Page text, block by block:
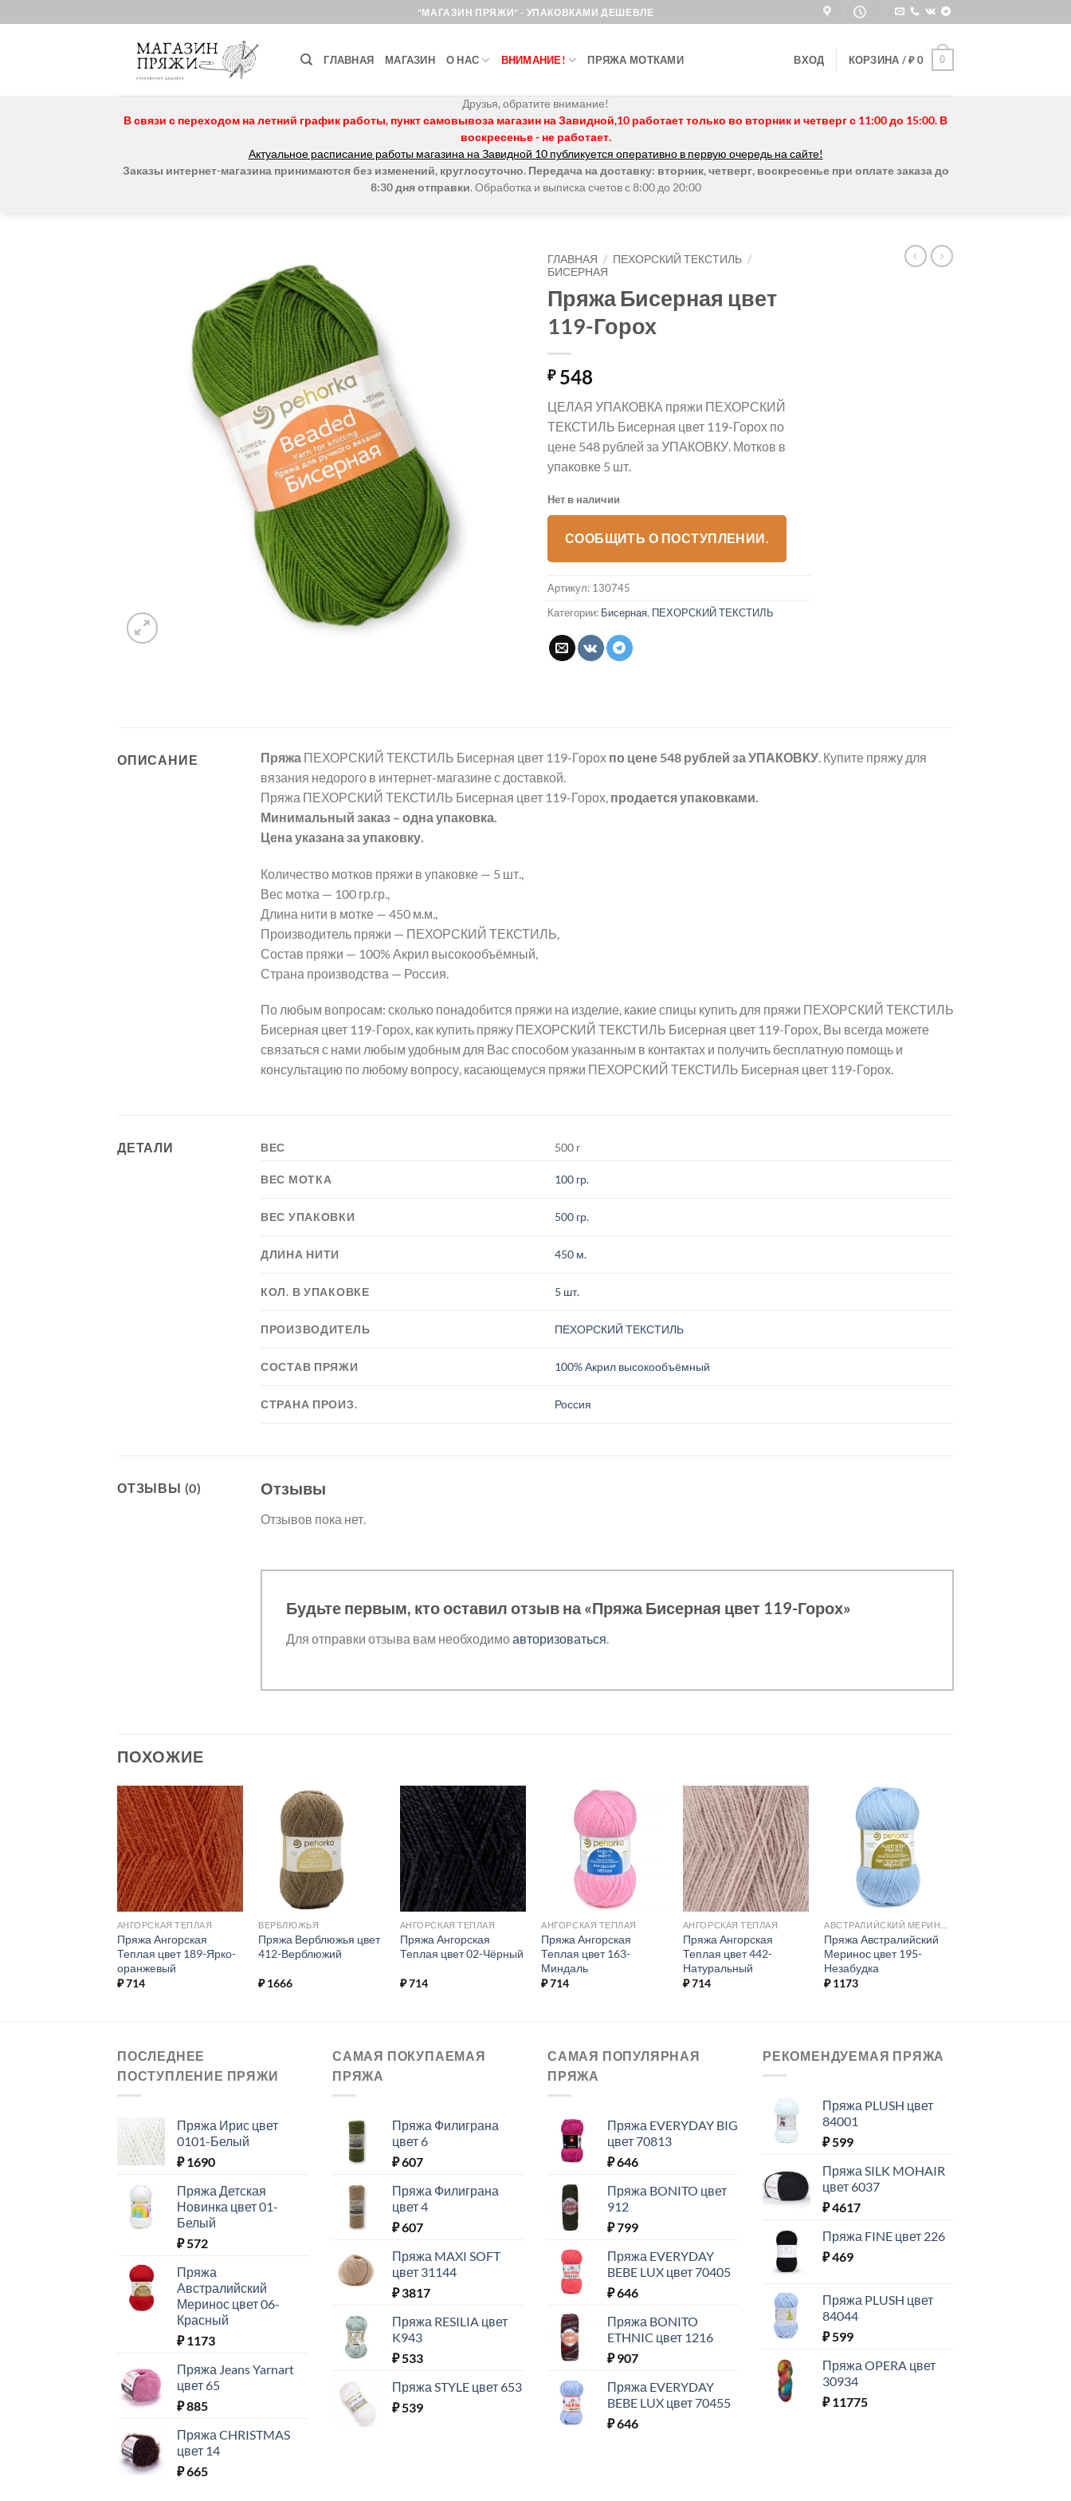
to
"МАГАЗИН ПРЯЖИ" - УПАКОВКАМИ ДЕШЕВЛЕ
ГЛАВНАЯ МАГАЗИН О НАС ВНИМАНИЕ! ПРЯЖА МОТКАМИ ВХОД КОРЗИНА /₽0 0
Друзья, обратите внимание!
В связи с переходом на летний график работы, пункт самовывоза магазин на Завидной,10 работает только во вторник и четверг с 11:00 до 15:00. В
воскресенье - не работает.
Актуальное расписание работы магазина на Завидной 10 публикуется оперативно в первую очередь на сайте!
Заказы интернет-магазина принимаются без изменений, круглосуточно. Передача на доставку: вторник, четверг, воскресенье при оплате заказа до
8:30 дня отправки. Обработка и выписка счетов с 8:00 до 20:00
ГЛАВНАЯ / ПЕХОРСКИЙ ТЕКСТИЛЬ /
БИСЕРНАЯ
Пряжа Бисерная цвет
119-Горох
₽548
ЦЕЛАЯ УПАКОВКА пряжи ПЕХОРСКИЙ
ТЕКСТИЛЬ Бисерная цвет 119-Горох по
цене 548 рублей за УПАКОВКУ. Мотков в
упаковке 5 шт.
Нет в наличии
СООБЩИТЬ О ПОСТУПЛЕНИИ.
Артикул: 130745
Категории: Бисерная, ПЕХОРСКИЙ ТЕКСТИЛЬ
ОПИСАНИЕ Пряжа ПЕХОРСКИЙ ТЕКСТИЛЬ Бисерная цвет 119-Горох по цене 548 рублей за УПАКОВКУ. Купите пряжу для
вязания недорого в интернет-магазине с доставкой.
Пряжа ПЕХОРСКИЙ ТЕКСТИЛЬ Бисерная цвет 119-Горох, продается упаковками.
Минимальный заказ – одна упаковка.
Цена указана за упаковку.
Количество мотков пряжи в упаковке — 5 шт.,
Вес мотка — 100 гр.гр.,
Длина нити в мотке — 450 м.м.,
Производитель пряжи — ПЕХОРСКИЙ ТЕКСТИЛЬ,
Состав пряжи — 100% Акрил высокообъёмный,
Страна производства — Россия.
По любым вопросам: сколько понадобится пряжи на изделие, какие спицы купить для пряжи ПЕХОРСКИЙ ТЕКСТИЛЬ
Бисерная цвет 119-Горох, как купить пряжу ПЕХОРСКИЙ ТЕКСТИЛЬ Бисерная цвет 119-Горох, Вы всегда можете
связаться с нами любым удобным для Вас способом указанным в контактах и получить бесплатную помощь и
консультацию по любому вопросу, касающемуся пряжи ПЕХОРСКИЙ ТЕКСТИЛЬ Бисерная цвет 119-Горох.
ДЕТАЛИ ВЕС 500 г
ВЕС МОТКА 100 гр.
ВЕС УПАКОВКИ 500 гр.
ДЛИНА НИТИ 450 м.
КОЛ. В УПАКОВКЕ 5 шт.
ПРОИЗВОДИТЕЛЬ ПЕХОРСКИЙ ТЕКСТИЛЬ
СОСТАВ ПРЯЖИ 100% Акрил высокообъёмный
СТРАНА ПРОИЗ. Россия
ОТЗЫВЫ (0) Отзывы
Отзывов пока нет.
Будьте первым, кто оставил отзыв на «Пряжа Бисерная цвет 119-Горох»
Для отправки отзыва вам необходимоавторизоваться.
ПОХОЖИЕ
Добавить в
избранное.
АНГОРСКАЯ ТЕПЛАЯ
Пряжа Ангорская
Теплая цвет 189-Ярко-
оранжевый
₽714
Добавить в
избранное.
ВЕРБЛЮЖЬЯ
Пряжа Верблюжья цвет
412-Верблюжий
₽1666
Добавить в
избранное.
АНГОРСКАЯ ТЕПЛАЯ
Пряжа Ангорская
Теплая цвет 02-Чёрный
₽714
Добавить в
избранное.
АНГОРСКАЯ ТЕПЛАЯ
Пряжа Ангорская
Теплая цвет 163-
Миндаль
₽714
Добавить в
избранное.
АНГОРСКАЯ ТЕПЛАЯ
Пряжа Ангорская
Теплая цвет 442-
Натуральный
₽714
Добавить в
избранное.
Пряжа Австралийский
Меринос цвет 195-
Незабудка
₽1173
ПОСЛЕДНЕЕ
ПОСТУПЛЕНИЕ ПРЯЖИ
Пряжа Ирис цвет
0101-Белый
₽1690
Пряжа Детская
Новинка цвет 01-
Белый
₽572
Пряжа
Австралийский
Меринос цвет 06-
Красный
₽1173
Пряжа Jeans Yarnart
цвет 65
₽885
Пряжа CHRISTMAS
цвет 14
₽665
САМАЯ ПОКУПАЕМАЯ
ПРЯЖА
Пряжа Филиграна
цвет 6
₽607
Пряжа Филиграна
цвет 4
₽607
Пряжа MAXI SOFT
цвет 31144
₽3817
Пряжа RESILIA цвет
K943
₽533
Пряжа STYLE цвет 653
₽539
САМАЯ ПОПУЛЯРНАЯ
ПРЯЖА
Пряжа EVERYDAY BIG
цвет 70813
₽646
Пряжа BONITO цвет
912
₽799
Пряжа EVERYDAY
BEBE LUX цвет 70405
₽646
Пряжа BONITO
ETHNIC цвет 1216
₽907
Пряжа EVERYDAY
BEBE LUX цвет 70455
₽646
РЕКОМЕНДУЕМАЯ ПРЯЖА
Пряжа PLUSH цвет
84001
₽599
Пряжа SILK MOHAIR
цвет 6037
₽4617
Пряжа FINE цвет 226
₽469
Пряжа PLUSH цвет
84044
₽599
Пряжа OPERA цвет
30934
₽11775